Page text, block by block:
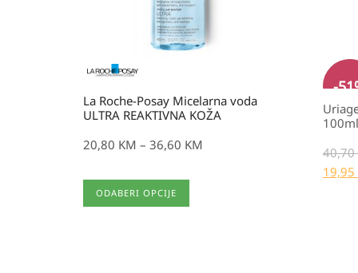
La Roche-Posay Micelarna voda
ULTRA REAKTIVNA KOŽA
20,80 KM – 36,60 KM
ODABERI OPCIJE
Ovaj
proizvod
-51
40,70
19,95